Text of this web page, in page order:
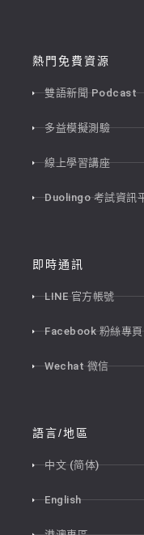
熱門免費資源
雙語新聞 Podcast
多益模擬測驗
線上學習講座
Duolingo 考試資訊
即時通訊
LINE 官方帳號
Facebook 粉絲專頁
Wechat 微信
語言/地區
中文 (简体)
English